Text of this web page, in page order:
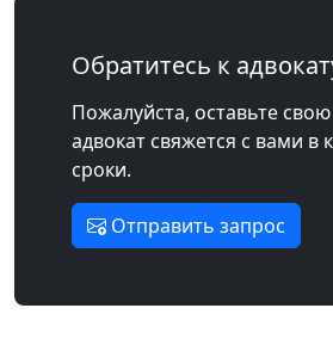
Обратитесь к
Пожалуйста, оставьте свою
адвокат свяжется с вами в
сроки.
Отправить запрос